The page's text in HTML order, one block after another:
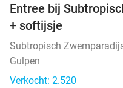
Entree bij
+ softijsje
Subtropisch
Gulpen
Verkocht: 2.520